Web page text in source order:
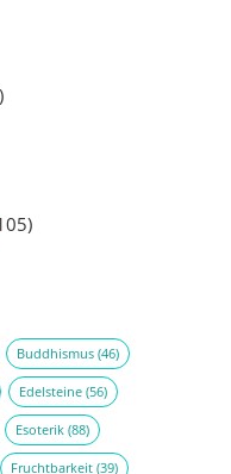
Buddhismus(46)
Edelsteine(56)
Esoterik(88)
Fruchtbarkeit(39)